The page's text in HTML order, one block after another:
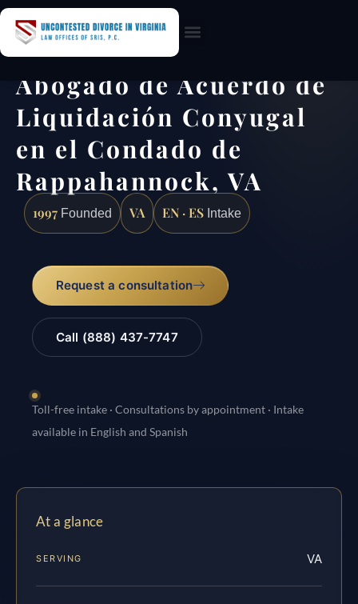
Abogado de Acuerdo de
Liquidación Conyugal
en el Condado de
Rappahannock, VA
1997 Founded VA EN · ES Intake
Request a consultation
Call (888) 437-7747
Toll-free intake · Consultations by appointment · Intake
available in English and Spanish
At a glance
SERVING VA